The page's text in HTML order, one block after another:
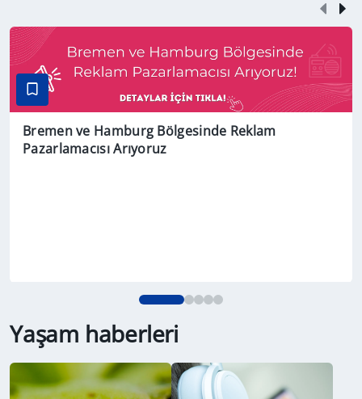
Bremen ve Hamburg Bölgesinde Reklam
Pazarlamacısı Arıyoruz
Yaşam haberleri